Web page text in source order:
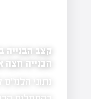
— אבל הפרויקטים